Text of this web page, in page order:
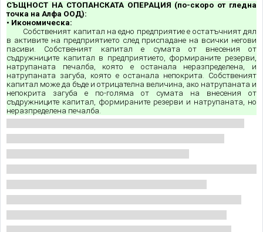
СЪЩНОСТ НА СТОПАНСКАТА ОПЕРАЦИЯ (по-скоро от гледна
точка на Алфа ООД):
• Икономическа:
Собственият капитал на едно предприятие е остатъчният дял
в активите на предприятието след приспадане на всички негови
пасиви. Собственият капитал е сумата от внесения от
съдружниците капитал в предприятието, формираните резерви,
натрупаната печалба, която е останала неразпределена, и
натрупаната загуба, която е останала непокрита. Собственият
капитал може да бъде и отрицателна величина, ако натрупаната и
непокрита загуба е по-голяма от сумата на внесения от
съдружниците капитал, формираните резерви и натрупаната, но
неразпределена печалба.